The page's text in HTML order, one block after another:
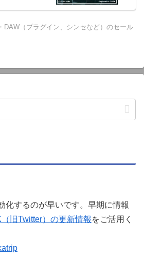
DAW（プラグイン、シンセなど）のセール
化するのが早いです。早期に情報
（旧Twitter）の更新情報 をご活用く